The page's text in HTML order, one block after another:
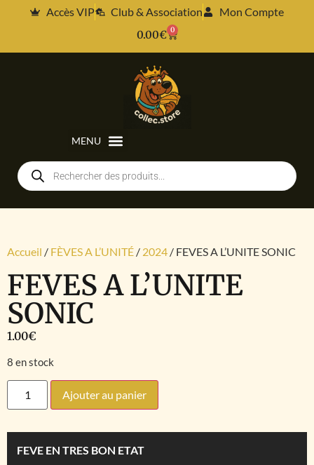
Accès VIP Club & Association
Mon Compte
0.00€ 0
Accueil / FÈVES A L’UNITÉ / 2024 / FEVES A L’UNITE SONIC
FEVES A L’UNITE
SONIC
1.00€
8 en stock
Ajouter au panier
FEVE EN TRES BON ETAT